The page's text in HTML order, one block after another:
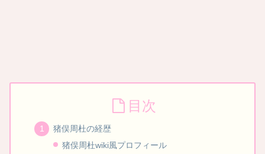
目次
猪俣周杜の経歴
猪俣周杜wiki風プロフィール